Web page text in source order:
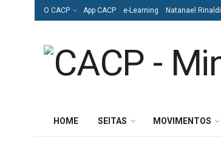
O CACP App CACP e-Learning Natanael Rinaldi
HOME SEITAS MOVIMENTOS